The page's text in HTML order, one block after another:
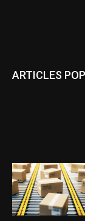
ARTICLES